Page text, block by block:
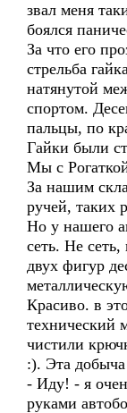
звал меня
боялся
За что его
стрельба
натянутой
спортом.
пальцы, по
Гайки были
Мы с
За нашим
ручей, таких
Но у нашего
сеть. Не сеть,
двух фигур
Красиво. в
технический
чистили
:). Эта добыча
- Иду! - я
руками